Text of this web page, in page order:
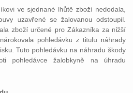
ve sjednané lhůtě zboží nedodala,
uzavřené se žalovanou odstoupil.
zboží určené pro Zákazníka za nižší
pohledávku z titulu náhrady
Tuto pohledávku na náhradu škody
pohledávce žalobkyně na úhradu